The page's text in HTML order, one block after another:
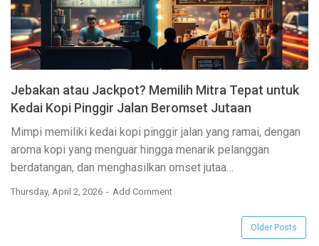
Jebakan atau Jackpot? Memilih Mitra Tepat untuk
Kedai Kopi Pinggir Jalan Beromset Jutaan
Mimpi memiliki kedai kopi pinggir jalan yang ramai, dengan
aroma kopi yang menguar hingga menarik pelanggan
berdatangan, dan menghasilkan omset jutaa…
Thursday, April 2, 2026 Add Comment
Older Posts